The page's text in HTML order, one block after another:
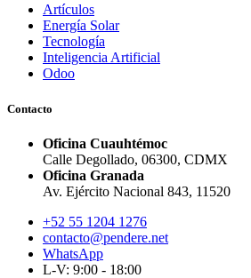
Artículos
Energía Solar
Tecnología
Inteligencia Artificial
Odoo
Contacto
Oficina Cuauhtémoc
Calle Degollado, 06300, CDMX
Oficina Granada
Av. Ejército Nacional 843, 11520
+52 55 1204 1276
contacto@pendere.net
WhatsApp
L-V: 9:00 - 18:00